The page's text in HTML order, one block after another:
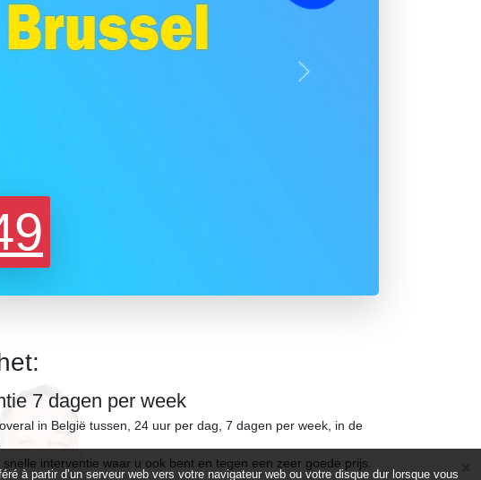
Suivant
7 dagen per week
in België tussen, 24 uur per dag, 7 dagen per week, in de
interventie waar u ook bent en tegen een zeer goede prijs.
à partir d’un serveur web vers votre navigateur web ou votre disque dur lorsque vous